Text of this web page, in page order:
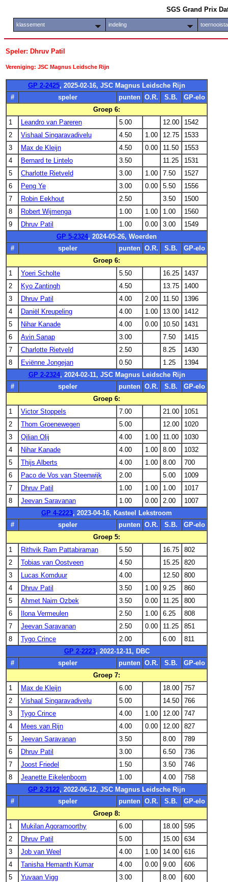
SGS Grand Prix
klassement indeling
Speler: Dhruv Patil
Vereniging: JSC Magnus Leidsche Rijn
GP 2-2425, 2025-02-16, JSC Magnus Leidsche Rijn
#
speler punten O.R. S.B.
GP-elo
Groep 6:
1
Leandro van Pareren 5.00 12.00
1542
2
Vishaal Singaravadivelu 4.50 1.00 12.75
1533
3
Max de Kleijn 4.50 0.00 11.50
1553
4
Bernard te Lintelo 3.50 11.25
1531
5
Charlotte Rietveld 3.00 1.00 7.50
1527
6
Peng Ye 3.00 0.00 5.50
1556
7
Robin Eekhout 2.50 3.50
1500
8
Robert Wijmenga 1.00 1.00 1.00
1560
9
Dhruv Patil 1.00 0.00 3.00
1549
GP 5-2324, 2024-05-26, Woerden
#
speler punten O.R. S.B.
GP-elo
Groep 6:
1
Yoeri Scholte 5.50 16.25
1437
2
Kyo Zantingh 4.50 13.75
1400
3
Dhruv Patil 4.00 2.00 11.50
1396
4
Daniël Kreupeling 4.00 1.00 13.00
1412
5
Nihar Kanade 4.00 0.00 10.50
1431
6
Avin Sanap 3.00 7.50
1415
7
Charlotte Rietveld 2.50 8.25
1430
8
Eviënne Jongejan 0.50 1.25
1394
GP 2-2324, 2024-02-11, JSC Magnus Leidsche Rijn
#
speler punten O.R. S.B.
GP-elo
Groep 6:
1
Victor Stoppels 7.00 21.00
1051
2
Thom Groenewegen 5.00 12.00
1020
3
Qilian Olij 4.00 1.00 11.00
1030
4
Nihar Kanade 4.00 1.00 8.00
1032
5
Thijs Alberts 4.00 1.00 8.00
700
6
Paco de Vos van Steenwijk 2.00 5.00
1009
7
Dhruv Patil 1.00 1.00 1.00
1017
8
Jeevan Saravanan 1.00 0.00 2.00
1007
GP 4-2223, 2023-04-16, Kasteel Lekstroom
#
speler punten O.R. S.B.
GP-elo
Groep 5:
1
Rithvik Ram Pattabiraman 5.50 16.75
802
2
Tobias van Oostveen 4.50 15.25
820
3
Lucas Komduur 4.00 12.50
800
4
Dhruv Patil 3.50 1.00 9.25
860
5
Ahmet Naim Ozbek 3.50 0.00 11.25
800
6
Ilona Vermeulen 2.50 1.00 6.25
808
7
Jeevan Saravanan 2.50 0.00 11.25
851
8
Tygo Crince 2.00 6.00
811
GP 2-2223, 2022-12-11, DBC
#
speler punten O.R. S.B.
GP-elo
Groep 7:
1
Max de Kleijn 6.00 18.00
757
2
Vishaal Singaravadivelu 5.00 14.50
766
3
Tygo Crince 4.00 1.00 12.00
747
4
Mees van Rijn 4.00 0.00 12.00
827
5
Jeevan Saravanan 3.50 8.00
789
6
Dhruv Patil 3.00 6.50
736
7
Joost Friedel 1.50 3.50
746
8
Jeanette Eikelenboom 1.00 4.00
758
GP 2-2122, 2022-06-12, JSC Magnus Leidsche Rijn
#
speler punten O.R. S.B.
GP-elo
Groep 8:
1
Mukilan Agoramoorthy 6.00 18.00
595
2
Dhruv Patil 5.00 15.00
634
3
Job van Weel 4.00 1.00 14.00
616
4
Tanisha Hemanth Kumar 4.00 0.00 9.00
606
5
Yuvaan Vigg 3.00 8.00
600